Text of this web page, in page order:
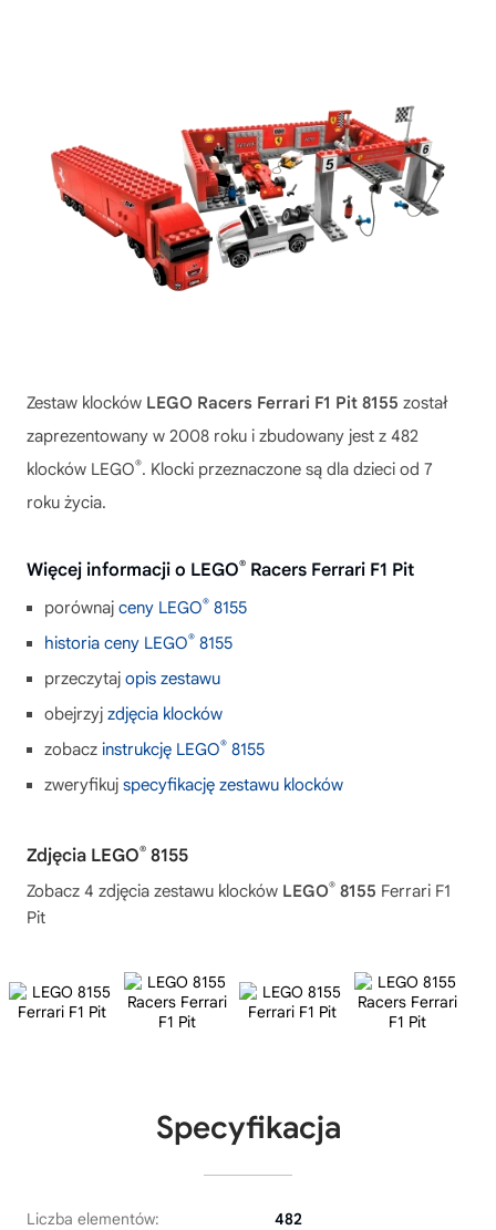
Zestaw klocków LEGO Racers Ferrari F1 Pit 8155 został
zaprezentowany w 2008 roku i zbudowany jest z 482
klocków LEGO®. Klocki przeznaczone są dla dzieci od 7
roku życia.
Więcej informacji o LEGO® Racers Ferrari F1 Pit
porównaj ceny LEGO® 8155
historia ceny LEGO® 8155
przeczytaj opis zestawu
obejrzyj zdjęcia klocków
zobacz instrukcję LEGO® 8155
zweryfikuj specyfikację zestawu klocków
Zdjęcia LEGO® 8155
Zobacz 4 zdjęcia zestawu klocków LEGO® 8155 Ferrari F1
Pit
Specyfikacja
Liczba elementów: 482